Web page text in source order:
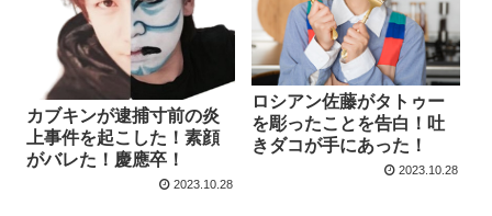
ロシアン佐藤がタトゥー
を彫ったことを告白！吐
きダコが手にあった！
2023.10.28
カブキンが逮捕寸前の炎
上事件を起こした！素顔
がバレた！慶應卒！
2023.10.28